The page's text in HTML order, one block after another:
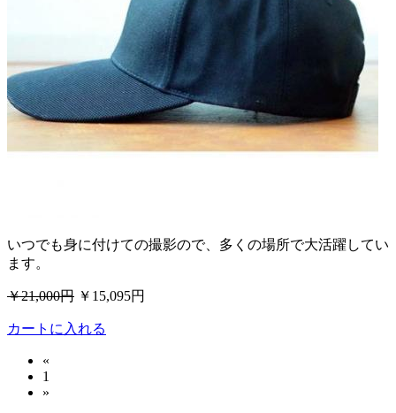
いつでも身に付けての撮影ので、多くの場所で大活躍してい
ます。
￥21,000円 ￥15,095円
カートに入れる
«
1
»